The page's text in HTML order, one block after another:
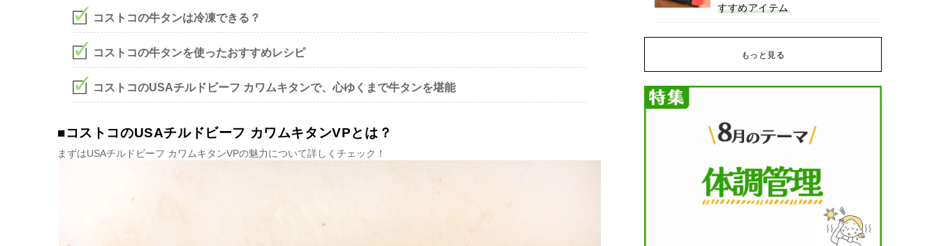
コストコの牛タンは冷凍できる？
コストコの牛タンを使ったおすすめレシピ
コストコのUSAチルドビーフ カワムキタンで、心ゆくまで牛タンを堪能
■コストコのUSAチルドビーフ カワムキタンVPとは？
まずはUSAチルドビーフ カワムキタンVPの魅力について詳しくチェック！
すすめアイテム
もっと見る